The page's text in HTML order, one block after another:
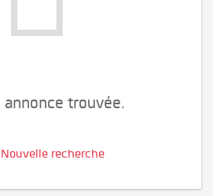
annonce trouvée.
Nouvelle recherche